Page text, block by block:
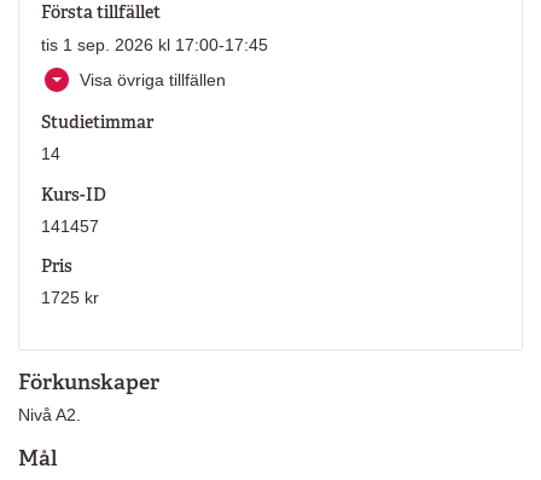
Förkunskaper
Nivå A2.
Mål
Första tillfället
tis 1 sep. 2026 kl 17:00-17:45
Visa övriga tillfällen
Studietimmar
14
Kurs-ID
141457
Pris
1725 kr